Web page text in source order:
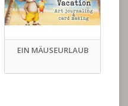
EIN MÄUSEURLAUB